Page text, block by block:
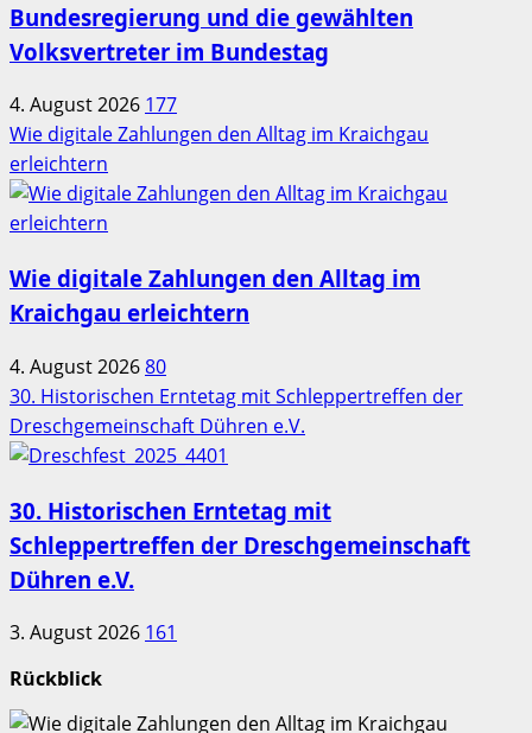
Bundesregierung und die gewählten
Volksvertreter im Bundestag
4. August 2026 177
Wie digitale Zahlungen den Alltag im Kraichgau
erleichtern
Wie digitale Zahlungen den Alltag im
Kraichgau erleichtern
4. August 202680
30. Historischen Erntetag mit Schleppertreffen der
Dreschgemeinschaft Dühren e.V.
30. Historischen Erntetag mit
Schleppertreffen der Dreschgemeinschaft
Dühren e.V.
3. August 2026 161
Rückblick